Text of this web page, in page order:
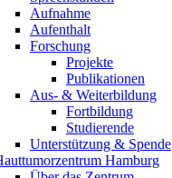
Aufnahme
Aufenthalt
Forschung
Projekte
Publikationen
Aus- & Weiterbildung
Fortbildung
Studierende
Unterstützung & Spende
Hamburg